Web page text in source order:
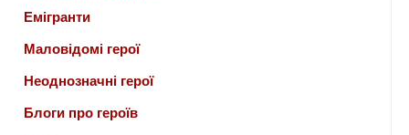
Емігранти
Маловідомі герої
Неоднозначні герої
Блоги про героїв